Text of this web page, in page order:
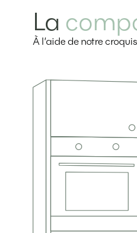
La
À l’aide de notre